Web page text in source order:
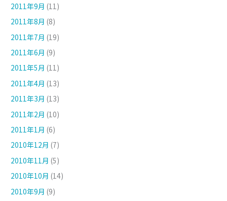
2011年9月 (11)
2011年8月 (8)
2011年7月 (19)
2011年6月 (9)
2011年5月 (11)
2011年4月 (13)
2011年3月 (13)
2011年2月 (10)
2011年1月 (6)
2010年12月 (7)
2010年11月 (5)
2010年10月 (14)
2010年9月 (9)